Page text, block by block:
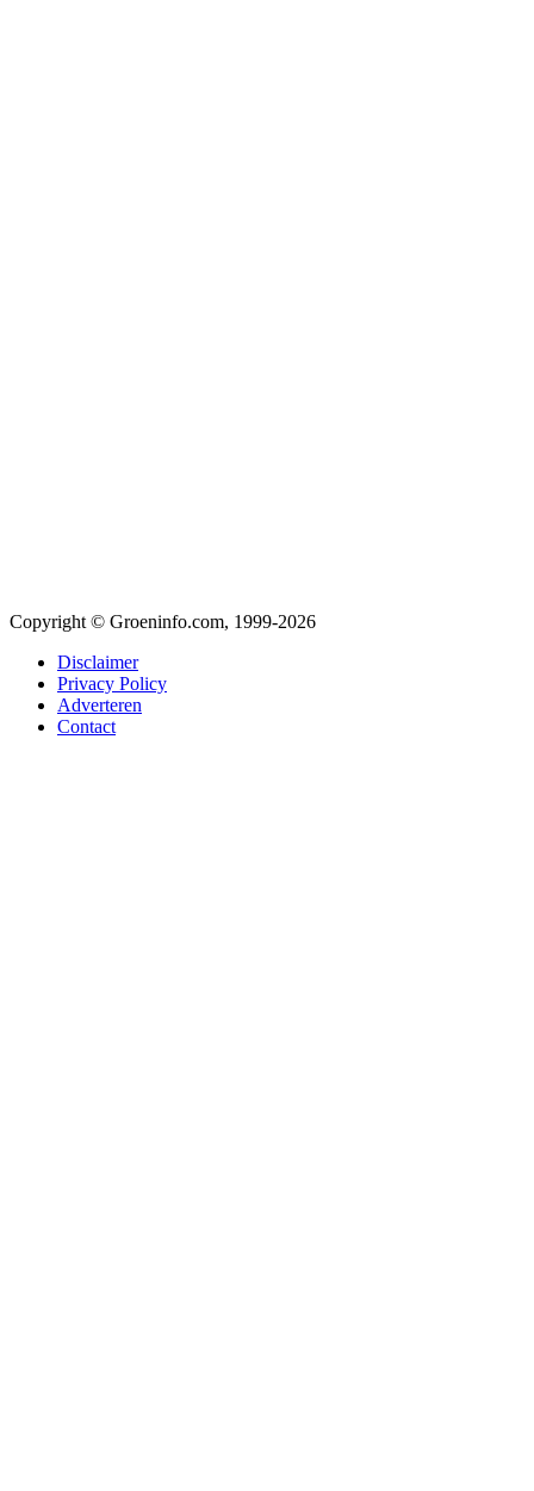
Copyright © Groeninfo.com, 1999-2026
Disclaimer
Privacy Policy
Adverteren
Contact